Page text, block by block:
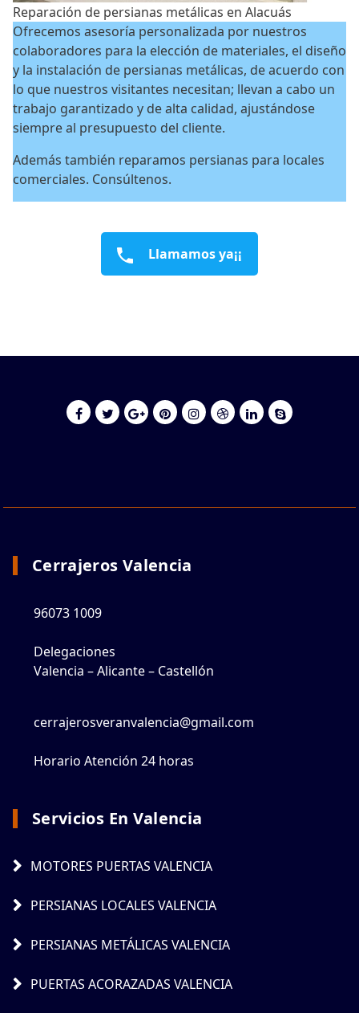
Reparación de persianas metálicas en Alacuás
Ofrecemos asesoría personalizada por nuestros
colaboradores para la elección de materiales, el diseño
y la instalación de persianas metálicas, de acuerdo con
lo que nuestros visitantes necesitan; llevan a cabo un
trabajo garantizado y de alta calidad, ajustándose
siempre al presupuesto del cliente.
Además también reparamos persianas para locales
comerciales. Consúltenos.
Llamamos ya¡¡
Cerrajeros Valencia
96073 1009
Delegaciones
Valencia – Alicante – Castellón
cerrajerosveranvalencia@gmail.com
Horario Atención 24 horas
Servicios En Valencia
MOTORES PUERTAS VALENCIA
PERSIANAS LOCALES VALENCIA
PERSIANAS METÁLICAS VALENCIA
PUERTAS ACORAZADAS VALENCIA